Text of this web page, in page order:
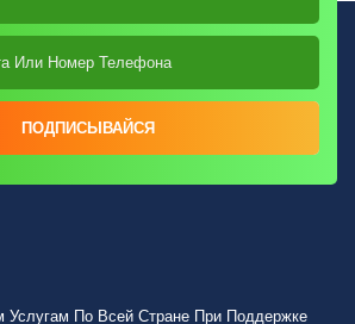
ПОДПИСЫВАЙСЯ
Услугам По Всей Стране При Поддержке